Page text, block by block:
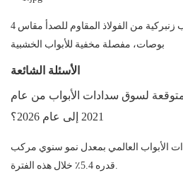
ملحق للأجهزة: مفصلة باب زنبركية من الفولاذ المقاوم للصدأ مقاس 4
بوصات، مفصلة مخفية للأبواب الخشبية
الأسئلة الشائعة
لسوق سدادات الأبواب من عام
2021 إلى عام 2026؟
الأبواب العالمي بمعدل نمو سنوي مركب
قدره 5.4٪ خلال هذه الفترة.